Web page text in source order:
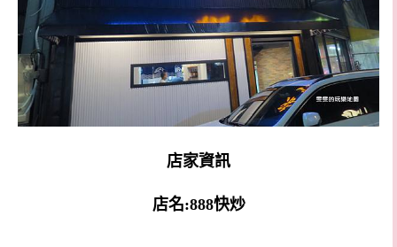
店家資訊
店名:888快炒